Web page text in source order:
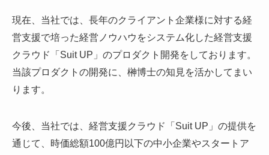
現在、当社では、長年のクライアント企業様に対する経
営支援で培った経営ノウハウをシステム化した経営支援
クラウド「Suit UP」のプロダクト開発をしております。
当該プロダクトの開発に、榊博士の知見を活かしてまい
ります。
今後、当社では、経営支援クラウド「Suit UP」の提供を
通じて、時価総額100億円以下の中小企業やスタートア